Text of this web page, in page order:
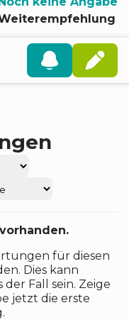
für diesen
Dies kann
Fall sein. Zeige
jetzt die erste